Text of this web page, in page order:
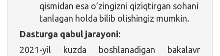
qismidan esa o’zingizni qiziqtirgan sohani
tanlagan holda bilib olishingiz mumkin.
Dasturga qabul jarayoni:
2021-yil kuzda boshlanadigan bakalavr